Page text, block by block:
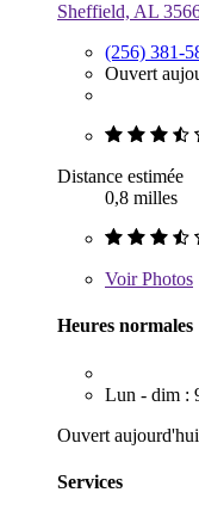
Sheffield, AL
(256) 381-
Ouvert
Distance estimée
0,8 milles
VoirPhotos
Heures normales
Lun - dim :
Ouvert
Services